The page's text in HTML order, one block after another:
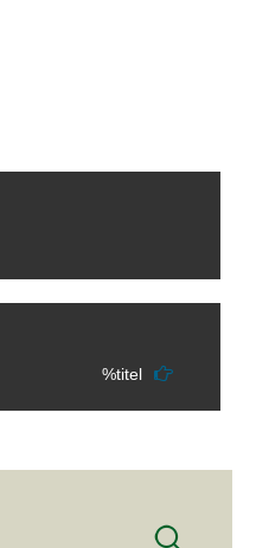
%titel